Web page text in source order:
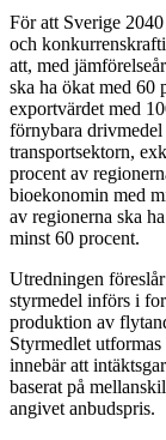
För att Sverige
och
att, med
ska ha ökat med 60
exportvärdet med
förnybara
transportsektorn,
procent av
bioekonomin med
av regionerna ska
minst 60 procent.
Utredningen
styrmedel införs i
produktion av
Styrmedlet
innebär att
baserat på
angivet anbudspris.